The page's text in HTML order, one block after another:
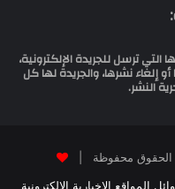
التي ترسل للجريدة الإلكترونية،
إلغاء نشرها، والجريدة لها كل
النشر.
الإخبارية الالكترونية